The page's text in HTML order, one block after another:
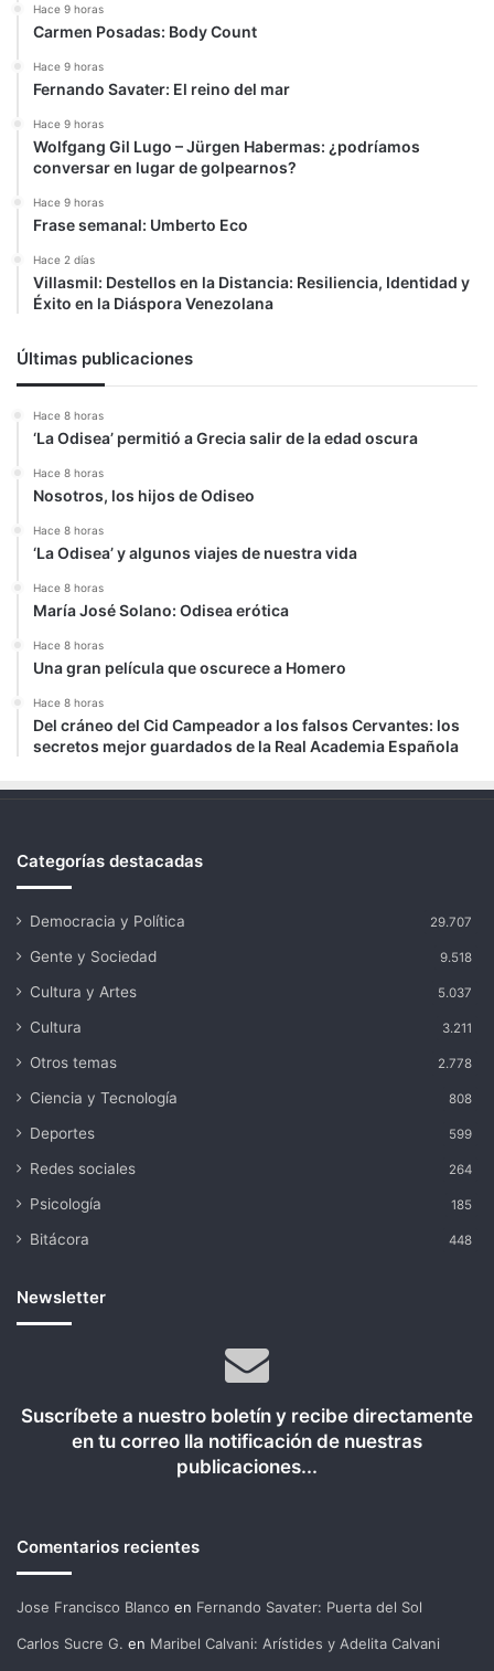
Hace 9 horas
Carmen Posadas: Body Count
Hace 9 horas
Fernando Savater: El reino del mar
Hace 9 horas
Wolfgang Gil Lugo – Jürgen Habermas: ¿podríamos
conversar en lugar de golpearnos?
Hace 9 horas
Frase semanal: Umberto Eco
Hace 2 días
Villasmil: Destellos en la Distancia: Resiliencia, Identidad y
Éxito en la Diáspora Venezolana
Últimas publicaciones
Hace 8 horas
‘La Odisea’ permitió a Grecia salir de la edad oscura
Hace 8 horas
Nosotros, los hijos de Odiseo
Hace 8 horas
‘La Odisea’ y algunos viajes de nuestra vida
Hace 8 horas
María José Solano: Odisea erótica
Hace 8 horas
Una gran película que oscurece a Homero
Hace 8 horas
Del cráneo del Cid Campeador a los falsos Cervantes: los
secretos mejor guardados de la Real Academia Española
Categorías destacadas
Democracia y Política 29.707
Gente y Sociedad 9.518
Cultura y Artes 5.037
Cultura 3.211
Otros temas 2.778
Ciencia y Tecnología 808
Deportes 599
Redes sociales 264
Psicología 185
Bitácora 448
Newsletter
Suscríbete a nuestro boletín y recibe directamente
en tu correo lla notificación de nuestras
publicaciones...
Comentarios recientes
Jose Francisco Blanco en Fernando Savater: Puerta del Sol
Carlos Sucre G. en Maribel Calvani: Arístides y Adelita Calvani